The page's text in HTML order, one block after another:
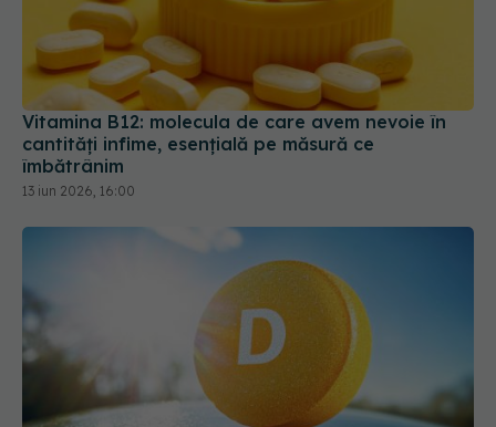
Vitamina B12: molecula de care avem nevoie în
cantități infime, esențială pe măsură ce
îmbătrânim
13 iun 2026, 16:00
Deficitul de vitamina D: Simptome ascunse,
analize corecte